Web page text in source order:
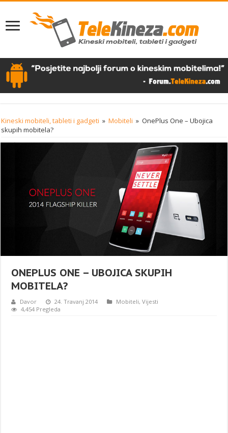
Kineski mobiteli, tableti i gadgeti » Mobiteli » OnePlus One – Ubojica
skupih mobitela?
ONEPLUS ONE – UBOJICA SKUPIH
MOBITELA?
Davor 24. Travanj 2014 Mobiteli,Vijesti
4,454 Pregleda